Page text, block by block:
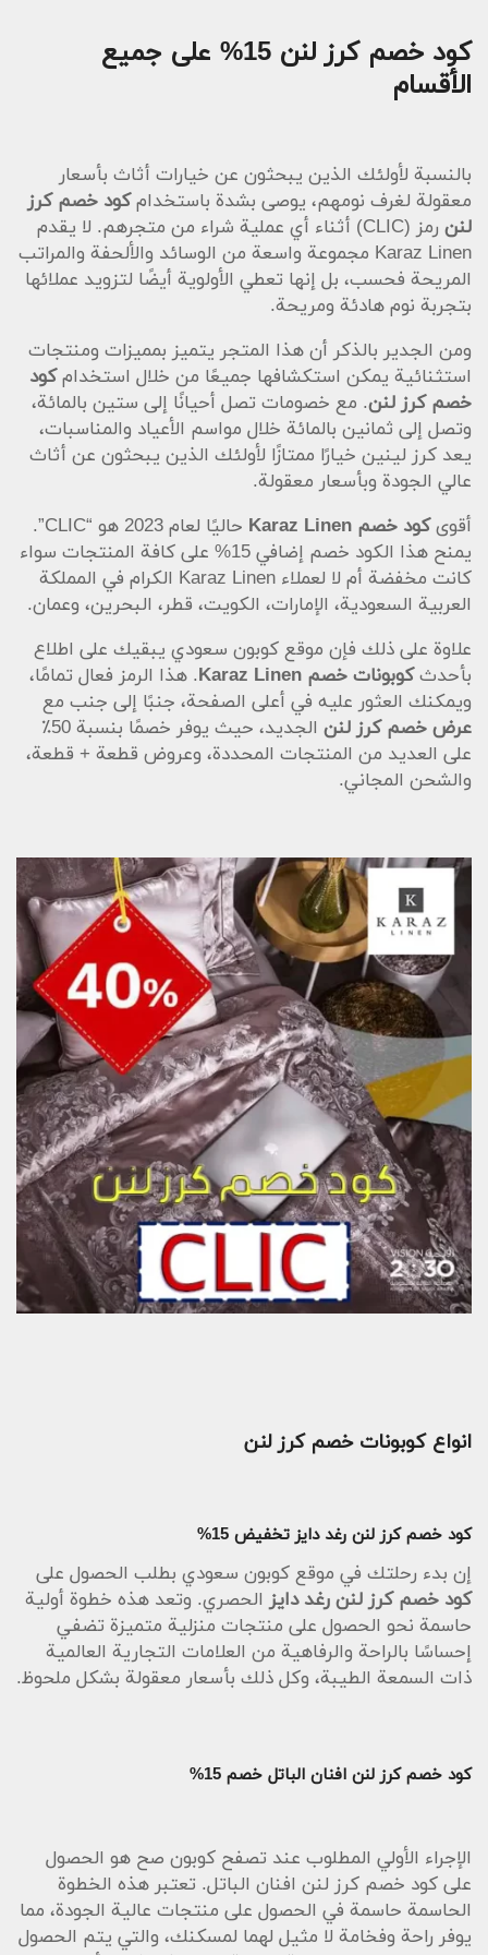
كود خصم كرز لنن 15% على جميع
الأقسام
بالنسبة لأولئك الذين يبحثون عن خيارات أثاث بأسعار
معقولة لغرف نومهم، يوصى بشدة باستخدامكود خصم كرز
لنن
رمز (CLIC) أثناء أي عملية شراء من متجرهم. لا يقدم
Karaz Linen مجموعة واسعة من الوسائد والألحفة والمراتب
المريحة فحسب، بل إنها تعطي الأولوية أيضًا لتزويد عملائها
بتجربة نوم هادئة ومريحة.
ومن الجدير بالذكر أن هذا المتجر يتميز بمميزات ومنتجات
استثنائية يمكن استكشافها جميعًا من خلال استخدامكود
خصم كرز لنن. مع خصومات تصل أحيانًا إلى ستين بالمائة،
وتصل إلى ثمانين بالمائة خلال مواسم الأعياد والمناسبات،
يعد كرز لينين خيارًا ممتازًا لأولئك الذين يبحثون عن أثاث
عالي الجودة وبأسعار معقولة.
أقوىكود خصم Karaz Linen
حاليًا لعام 2023 هو “CLIC”.
يمنح هذا الكود خصم إضافي 15% على كافة المنتجات سواء
كانت مخفضة أم لا لعملاء Karaz Linen الكرام في المملكة
العربية السعودية، الإمارات، الكويت، قطر، البحرين، وعمان.
علاوة على ذلك فإن موقع كوبون سعودي يبقيك على اطلاع
بأحدثكوبونات خصم Karaz Linen
. هذا الرمز فعال تمامًا،
ويمكنك العثور عليه في أعلى الصفحة، جنبًا إلى جنب مع
عرض خصم كرز لنن
الجديد، حيث يوفر خصمًا بنسبة 50٪
على العديد من المنتجات المحددة، وعروض قطعة + قطعة،
والشحن المجاني.
انواع كوبونات خصم كرز لنن
كود خصم كرز لنن رغد دايز تخفيض 15%
إن بدء رحلتك في موقع كوبون سعودي بطلب الحصول على
كود خصم كرز لنن رغد دايزالحصري. وتعد هذه خطوة أولية
حاسمة نحو الحصول على منتجات منزلية متميزة تضفي
إحساسًا بالراحة والرفاهية من العلامات التجارية العالمية
ذات السمعة الطيبة، وكل ذلك بأسعار معقولة بشكل ملحوظ.
كود خصم كرز لنن افنان الباتل خصم 15%
الإجراء الأولي المطلوب عند تصفح كوبون صح هو الحصول
على كود خصم كرز لنن افنان الباتل. تعتبر هذه الخطوة
الحاسمة حاسمة في الحصول على منتجات عالية الجودة، مما
يوفر راحة وفخامة لا مثيل لهما لمسكنك، والتي يتم الحصول